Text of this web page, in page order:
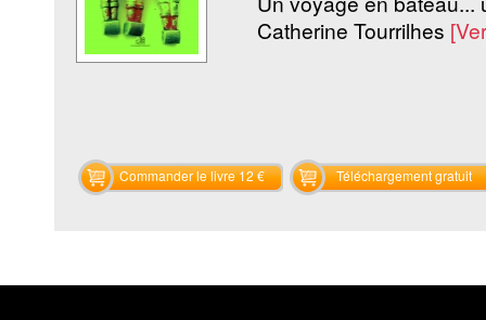
Catherine Tourrilhes
Commander le livre 12 € Téléchargement gratuit